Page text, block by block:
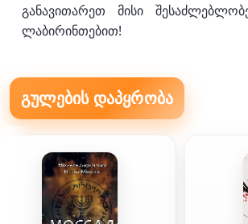
განავითარეთ მისი
ლაბირინთებით!
გულების დაპყრობა